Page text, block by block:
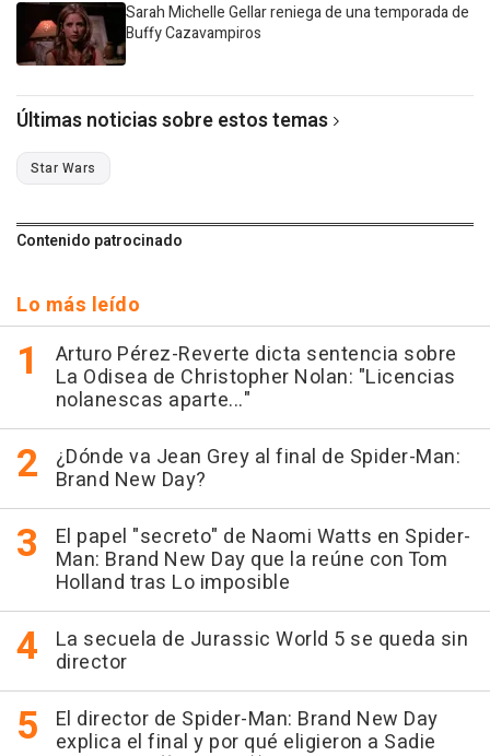
Sarah Michelle Gellar reniega de una temporada de
Buffy Cazavampiros
Últimas noticias sobre estos temas
Star Wars
Contenido patrocinado
Lo más leído
Arturo Pérez-Reverte dicta sentencia sobre
La Odisea de Christopher Nolan: "Licencias
nolanescas aparte..."
¿Dónde va Jean Grey al final de Spider-Man:
Brand New Day?
El papel "secreto" de Naomi Watts en Spider-
Man: Brand New Day que la reúne con Tom
Holland tras Lo imposible
La secuela de Jurassic World 5 se queda sin
director
El director de Spider-Man: Brand New Day
explica el final y por qué eligieron a Sadie